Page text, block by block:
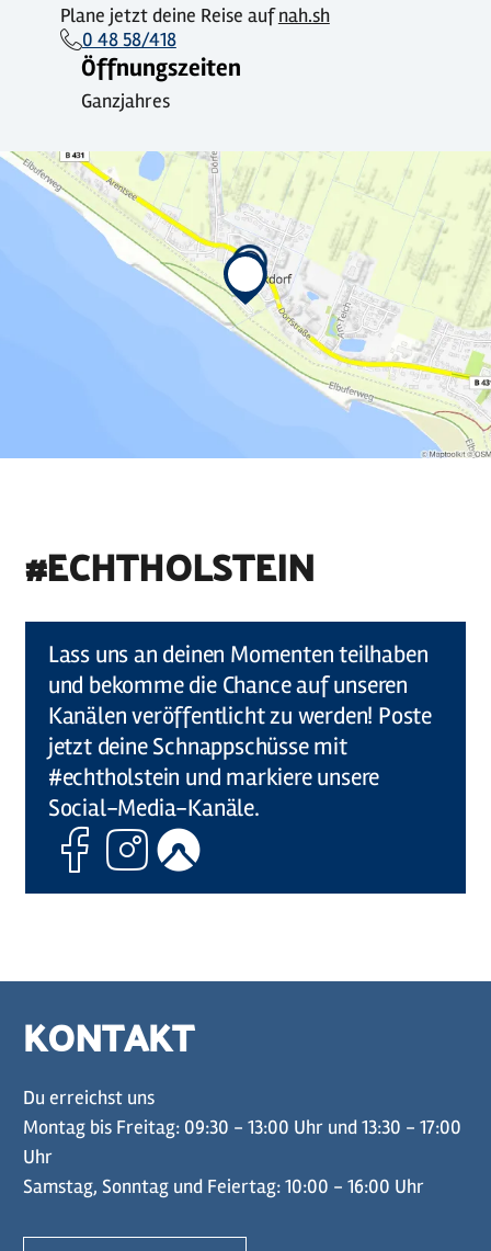
Plane jetzt deine Reise aufnah.sh
0 48 58/418
Öffnungszeiten
Ganzjahres
#ECHTHOLSTEIN
Lass uns an deinen Momenten teilhaben
und bekomme die Chance auf unseren
Kanälen veröffentlicht zu werden! Poste
jetzt deine Schnappschüsse mit
#echtholstein und markiere unsere
Social-Media-Kanäle.
FacebookInstagram
Komoot
KONTAKT
Du erreichst uns
Montag bis Freitag: 09:30 - 13:00 Uhr und 13:30 - 17:00
Uhr
Samstag, Sonntag und Feiertag: 10:00 - 16:00 Uhr